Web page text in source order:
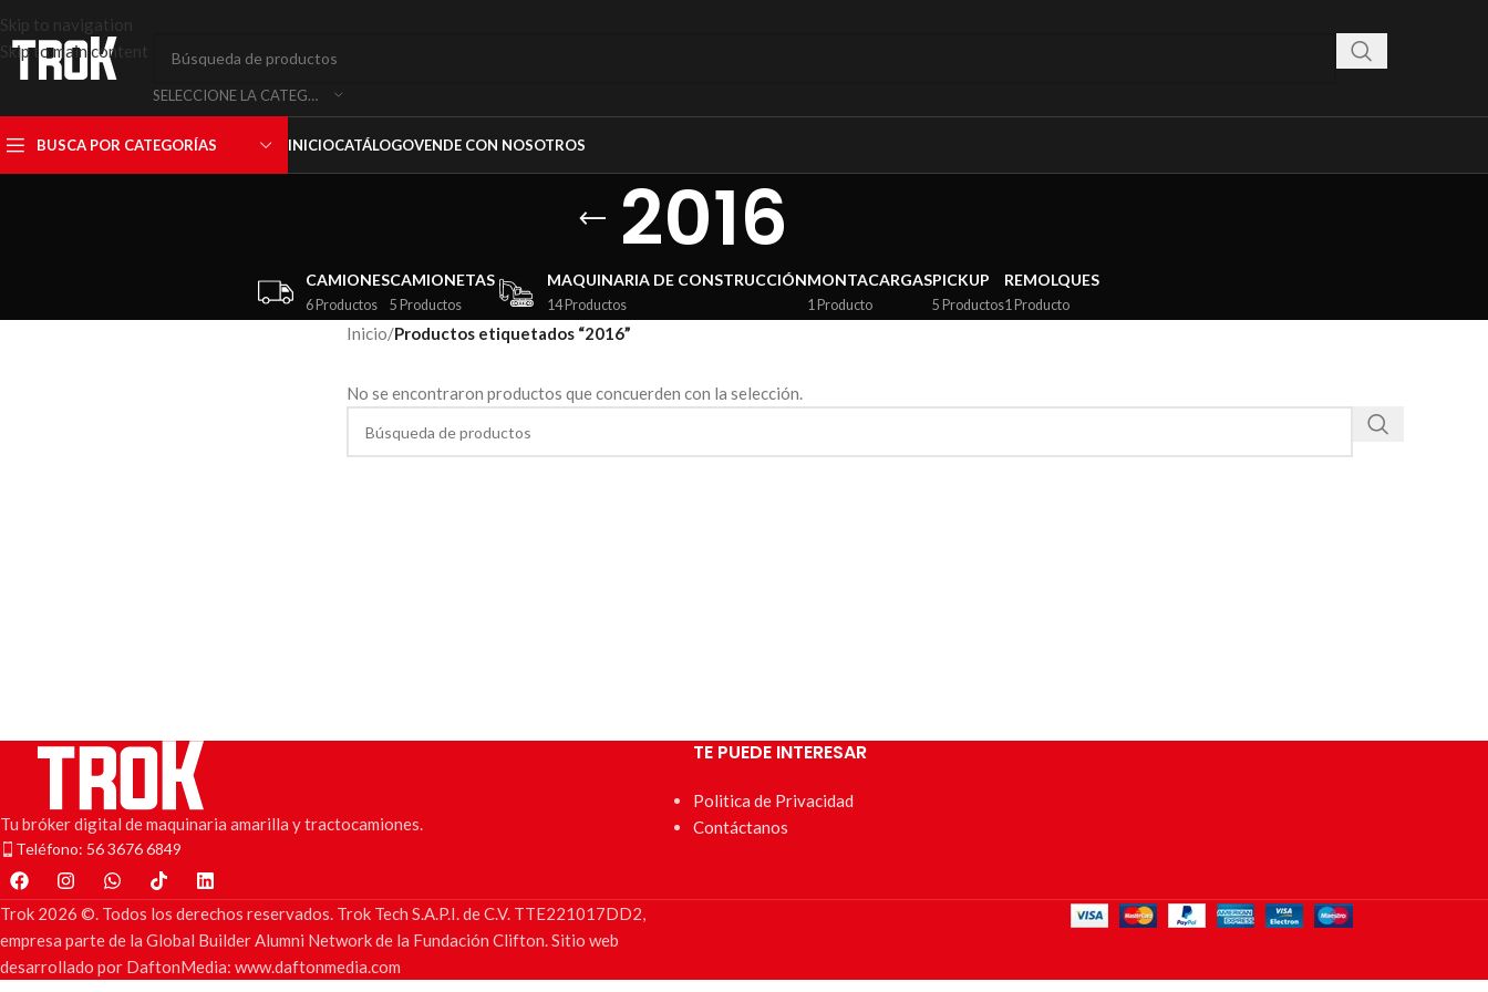
Skip to navigation
Skip to main content
SELECCIONE LA CATEGORÍA
BUSCA POR CATEGORÍAS INICIOCATÁLOGOVENDE CON NOSOTROS
2016
CAMIONES
6 Productos
CAMIONETAS
5 Productos
MAQUINARIA DE CONSTRUCCIÓN
14 Productos
MONTACARGAS
1 Producto
PICKUP
5 Productos
REMOLQUES
1 Producto
Inicio/Productos etiquetados “2016”
No se encontraron productos que concuerden con la selección.
Tu bróker digital de maquinaria amarilla y tractocamiones.
Teléfono: 56 3676 6849
TE PUEDE INTERESAR
Politica de Privacidad
Contáctanos
Trok 2026 ©. Todos los derechos reservados. Trok Tech S.A.P.I. de C.V. TTE221017DD2,
empresa parte de la Global Builder Alumni Network de la Fundación Clifton. Sitio web
desarrollado por DaftonMedia: www.daftonmedia.com